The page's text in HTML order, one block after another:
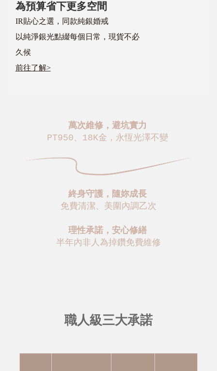
為預算省下更多空間
IR貼心之選，同款純銀婚戒
以純淨銀光點綴每個日常，現貨不必
久候
前往了解>
萬次維修，避坑實力
PT950、18K金，永恆光澤不變
終身守護，隨妳成長
免費清潔、美圍內調乙次
理性承諾，安心修繕
半年內非人為掉鑽免費維修
職人級三大承諾